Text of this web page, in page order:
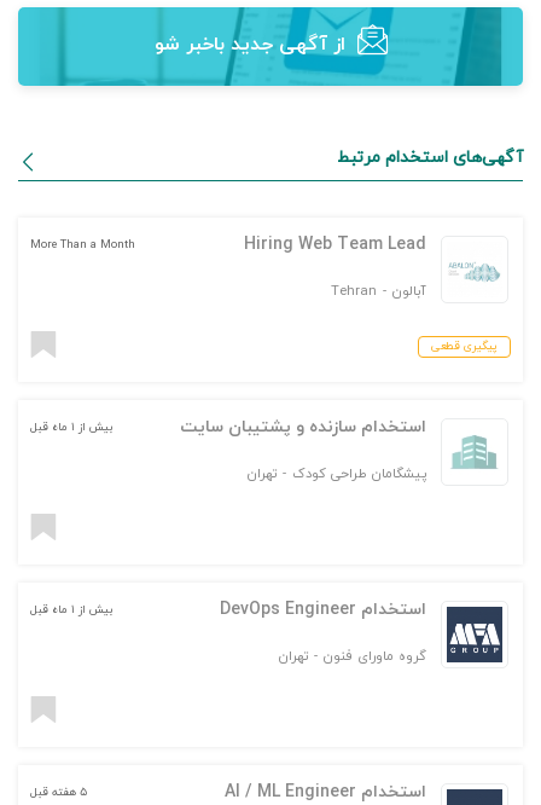
از آگهی‌ جدید باخبر شو
آگهی‌های استخدام مرتبط
Hiring Web Team Lead
آبالون -
Tehran
More Than a Month
پیگیری قطعی
استخدام سازنده و پشتیبان سایت
پیشگامان طراحی کودک - تهران
بیش از ۱ ماه قبل
استخدام DevOps Engineer
گروه ماورای فنون - تهران
بیش از ۱ ماه قبل
استخدام AI / ML Engineer ۵ هفته قبل